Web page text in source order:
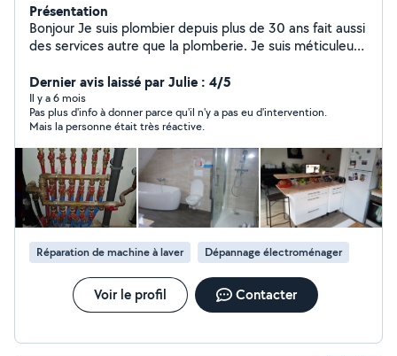
Présentation
Bonjour Je suis plombier depuis plus de 30 ans fait aussi
des services autre que la plomberie. Je suis méticuleux,
à bientot
Dernier avis laissé par Julie : 4/5
Il y a 6 mois
Pas plus d'info à donner parce qu'il n'y a pas eu d'intervention.
Mais la personne était très réactive.
Réparation de machine à laver Dépannage électroménager
Voir le profil Contacter